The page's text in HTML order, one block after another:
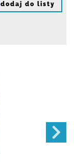
dodaj do listy